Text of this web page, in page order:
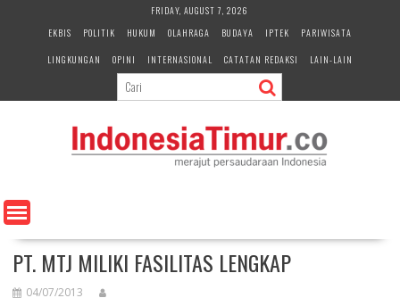
e
n
FRIDAY, AUGUST 7, 2026
EKBIS
POLITIK HUKUM OLAHRAGA BUDAYA IPTEK
PARIWISATA
LINGKUNGAN
OPINI INTERNASIONAL CATATAN REDAKSI LAIN-LAIN
PT. MTJ MILIKI FASILITAS LENGKAP
04/07/2013